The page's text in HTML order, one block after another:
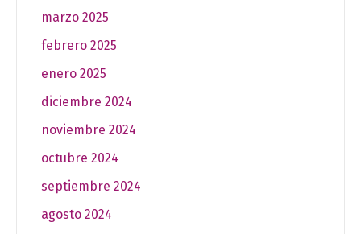
marzo 2025
febrero 2025
enero 2025
diciembre 2024
noviembre 2024
octubre 2024
septiembre 2024
agosto 2024